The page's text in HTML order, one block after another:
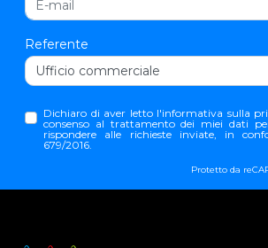
Referente
Dichiaro di aver letto l'informativa sulla
consenso al trattamento dei miei dati
rispondere alle richieste inviate, in
679/2016.
Protetto da